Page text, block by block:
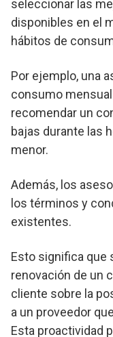
seleccionar las
disponibles en el
hábitos de
Por ejemplo, una
consumo
recomendar un
bajas durante las
menor.
Además, los
los términos y
existentes.
Esto significa que
renovación de un
cliente sobre la
a un proveedor
Esta proactividad